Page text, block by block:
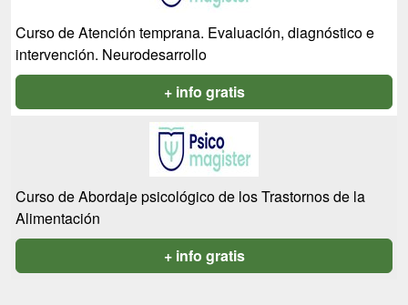
Curso de Atención temprana. Evaluación, diagnóstico e
intervención. Neurodesarrollo
+ info gratis
Curso de Abordaje psicológico de los Trastornos de la
Alimentación
+ info gratis